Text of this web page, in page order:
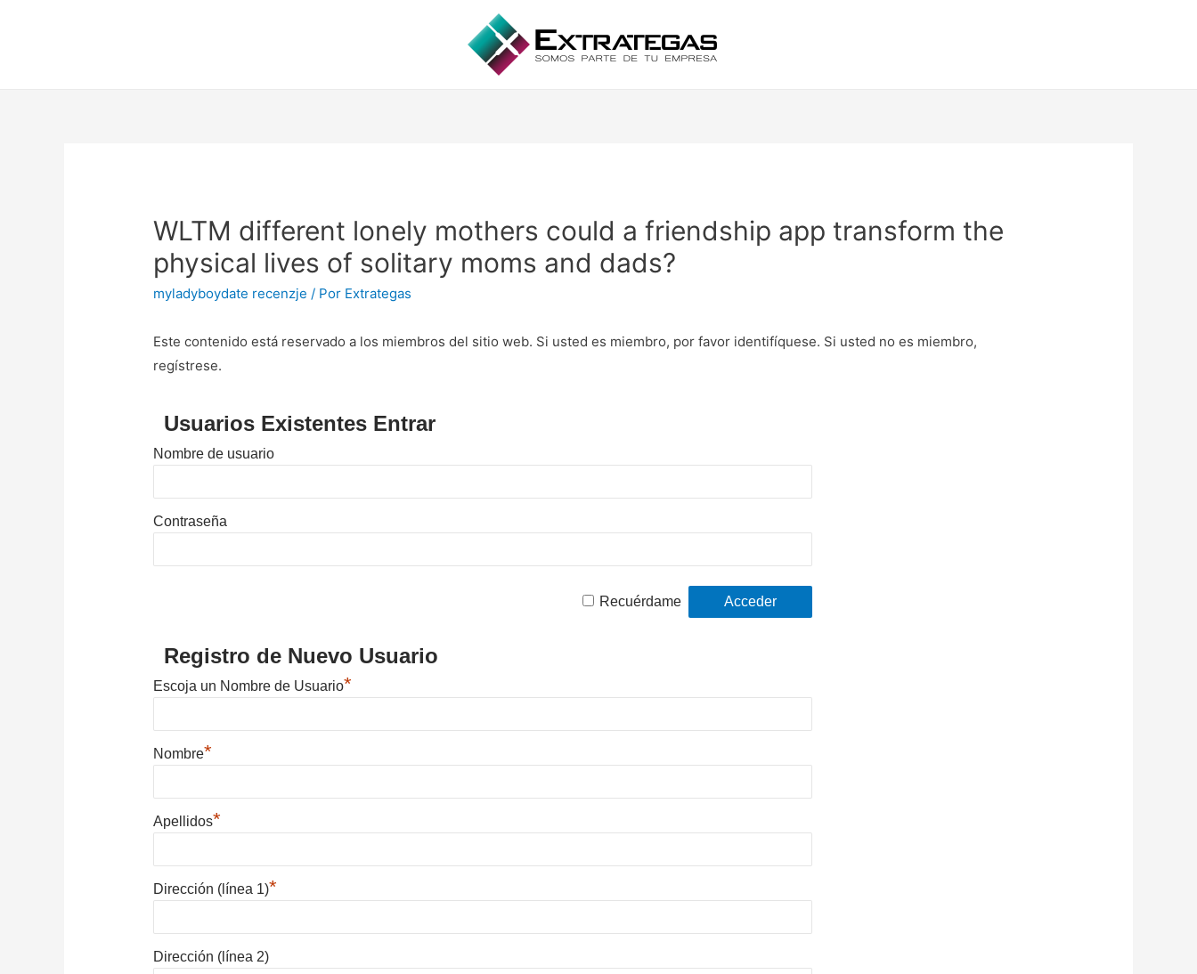
WLTM different lonely mothers could a friendship app transform the
physical lives of solitary moms and dads?
myladyboydate recenzje / Por Extrategas
Este contenido está reservado a los miembros del sitio web. Si usted es miembro, por favor identifíquese. Si usted no es miembro,
regístrese.
Usuarios Existentes Entrar
Nombre de usuario
Contraseña
Recuérdame
Registro de Nuevo Usuario
Escoja un Nombre de Usuario*
Nombre*
Apellidos*
Dirección (línea 1)*
Dirección (línea 2)